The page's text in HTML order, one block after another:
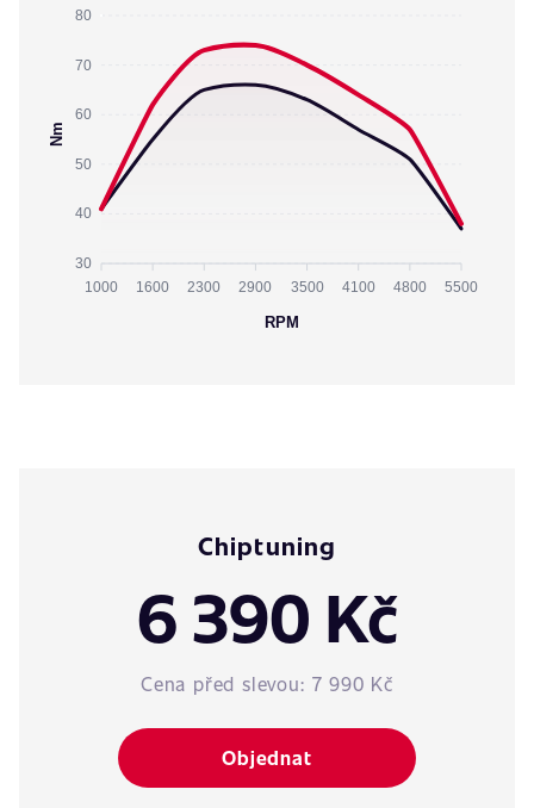
80
70
60
50
40
30
Nm
1000 1600 2300 2900 3500 4100 4800 5500
RPM
Chiptuning
6 390 Kč
Cena před slevou: 7 990 Kč
Objednat